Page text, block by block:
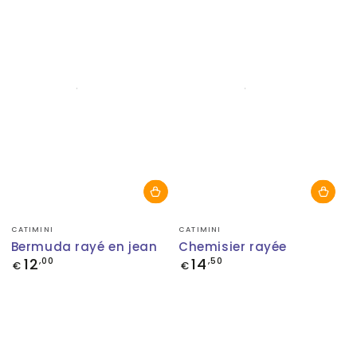
Fournisseur:
CATIMINI
Bermuda rayé en jean
Prix
€ 12,00
Fournisseur:
CATIMINI
Chemisier rayée
Prix
€14 ,50